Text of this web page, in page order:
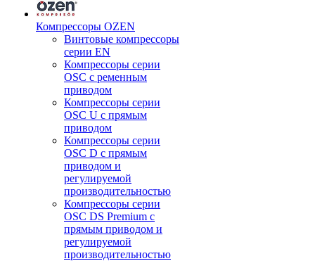
Компрессоры OZEN
Винтовые компрессоры
серии EN
Компрессоры серии
OSC с ременным
приводом
Компрессоры серии
OSC U с прямым
приводом
Компрессоры серии
OSC D с прямым
приводом и
регулируемой
производительностью
Компрессоры серии
OSC DS Premium с
прямым приводом и
регулируемой
производительностью